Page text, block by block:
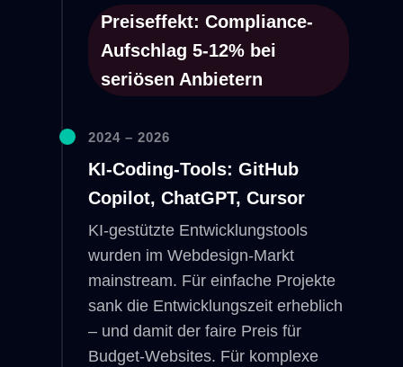
Preiseffekt: Compliance-
Aufschlag 5-12% bei
seriösen Anbietern
2024 – 2026
KI-Coding-Tools: GitHub
Copilot, ChatGPT, Cursor
KI-gestützte Entwicklungstools
wurden im Webdesign-Markt
mainstream. Für einfache Projekte
sank die Entwicklungszeit erheblich
– und damit der faire Preis für
Budget-Websites. Für komplexe